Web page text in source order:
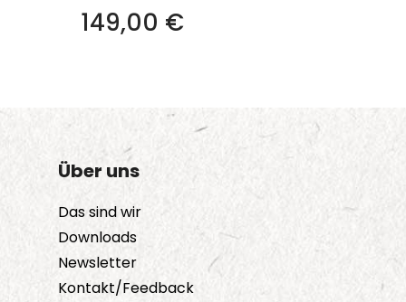
149,00 €
Über uns
Das sind wir
Downloads
Newsletter
Kontakt/Feedback